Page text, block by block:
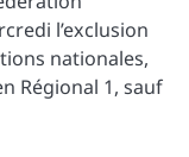
l’exclusion
nationales,
Régional 1, sauf